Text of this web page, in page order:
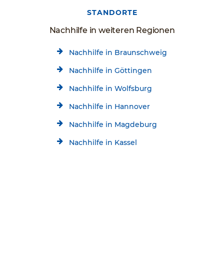
STANDORTE
Nachhilfe in weiteren Regionen
Nachhilfe in Braunschweig
Nachhilfe in Göttingen
Nachhilfe in Wolfsburg
Nachhilfe in Hannover
Nachhilfe in Magdeburg
Nachhilfe in Kassel